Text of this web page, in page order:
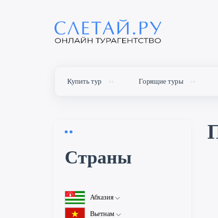
Купить тур Горящие туры
Cтраны
Абхазия
Об Абхазии
Вьетнам